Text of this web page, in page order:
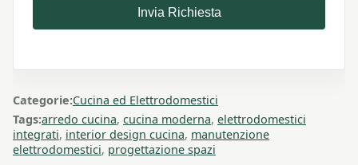
Invia Richiesta
Categorie:Cucina ed Elettrodomestici
Tags:arredo cucina, cucina moderna, elettrodomestici
integrati, interior design cucina, manutenzione
elettrodomestici, progettazione spazi